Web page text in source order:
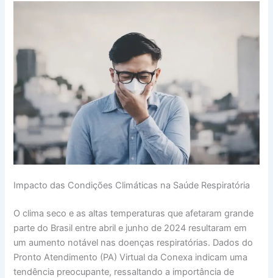
Impacto das Condições Climáticas na Saúde Respiratória
O clima seco e as altas temperaturas que afetaram grande
parte do Brasil entre abril e junho de 2024 resultaram em
um aumento notável nas doenças respiratórias. Dados do
Pronto Atendimento (PA) Virtual da Conexa indicam uma
tendência preocupante, ressaltando a importância de